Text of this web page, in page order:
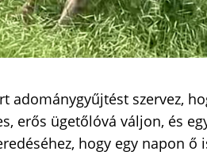
adománygyűjtést szervez,
erős ügetőlóvá váljon, és
hogy egy napon